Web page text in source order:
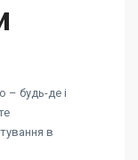
– будь-де і
в